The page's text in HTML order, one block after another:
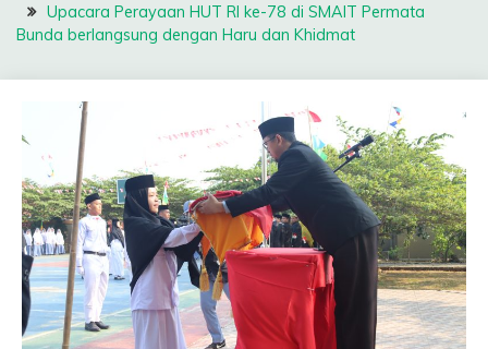
Upacara Perayaan HUT RI ke-78 di SMAIT Permata
Bunda berlangsung dengan Haru dan Khidmat